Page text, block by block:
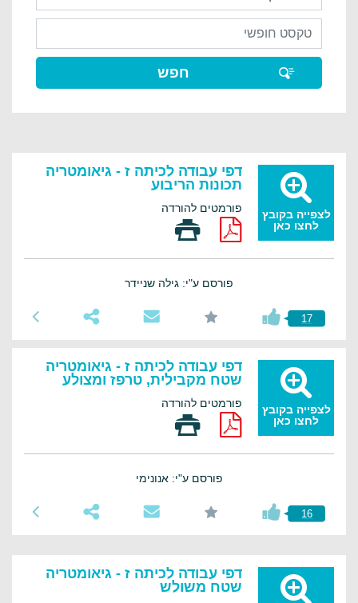
לצפייה בקובץ
לחצו כאן
דפי עבודה לכיתה ז - גיאומטריה
תכונות הריבוע
פורמטים להורדה
פורסם ע"י: גילה שניידר
17
לצפייה בקובץ
לחצו כאן
דפי עבודה לכיתה ז - גיאומטריה
שטח מקבילית, טרפז ומצולע
פורמטים להורדה
פורסם ע"י: אנונימי
16
דפי עבודה לכיתה ז - גיאומטריה
שטח משולש